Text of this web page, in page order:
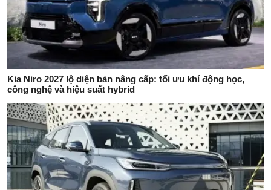
Kia Niro 2027 lộ diện bản nâng cấp: tối ưu khí động học,
công nghệ và hiệu suất hybrid